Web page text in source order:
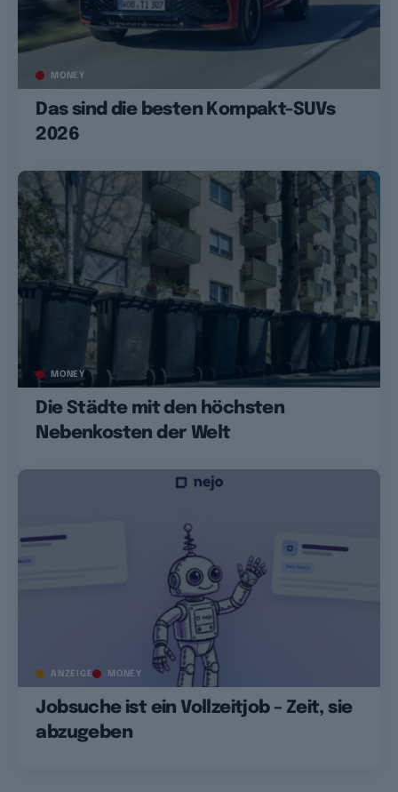
MONEY
Das sind die besten Kompakt-SUVs
2026
MONEY
Die Städte mit den höchsten
Nebenkosten der Welt
ANZEIGE MONEY
Jobsuche ist ein Vollzeitjob – Zeit, sie
abzugeben